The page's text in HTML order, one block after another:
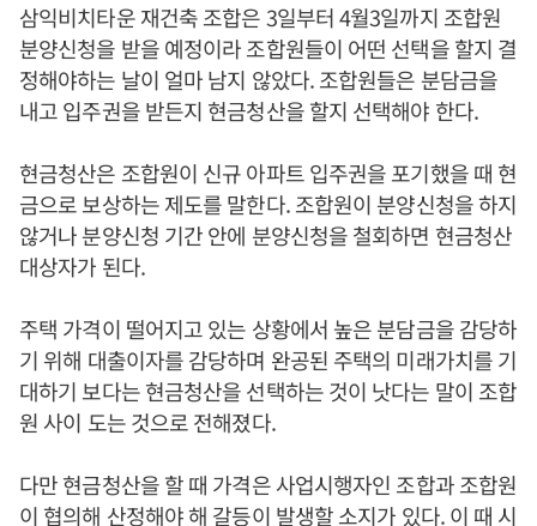
삼익비치타운 재건축 조합은 3일부터 4월3일까지 조합원
분양신청을 받을 예정이라 조합원들이 어떤 선택을 할지 결
정해야하는 날이 얼마 남지 않았다. 조합원들은 분담금을
내고 입주권을 받든지 현금청산을 할지 선택해야 한다.
현금청산은 조합원이 신규 아파트 입주권을 포기했을 때 현
금으로 보상하는 제도를 말한다. 조합원이 분양신청을 하지
않거나 분양신청 기간 안에 분양신청을 철회하면 현금청산
대상자가 된다.
주택 가격이 떨어지고 있는 상황에서 높은 분담금을 감당하
기 위해 대출이자를 감당하며 완공된 주택의 미래가치를 기
대하기 보다는 현금청산을 선택하는 것이 낫다는 말이 조합
원 사이 도는 것으로 전해졌다.
다만 현금청산을 할 때 가격은 사업시행자인 조합과 조합원
이 협의해 산정해야 해 갈등이 발생할 소지가 있다. 이 때 시